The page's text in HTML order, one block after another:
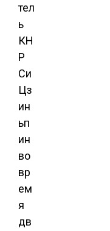
тел
ь
КН
Р
Си
Цз
ин
ьп
ин
во
вр
ем
я
дв